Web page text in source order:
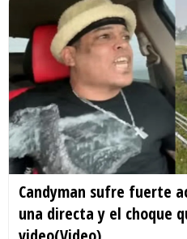
Candyman sufre fuerte
una directa y el choque